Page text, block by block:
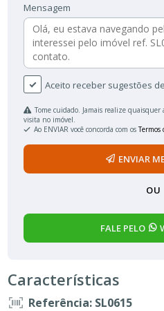
Mensagem
Aceito receber sugestões
Tome cuidado. Jamais realize
visita no imóvel.
Ao ENVIAR você concorda com osTermos
ENVIAR
OU
FALE PELO
Características
Referência: SL0615